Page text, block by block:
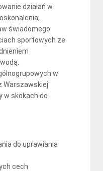
działań w
świadomego
sportowych ze
w
Warszawskiej
w skokach do
do uprawiania
cech